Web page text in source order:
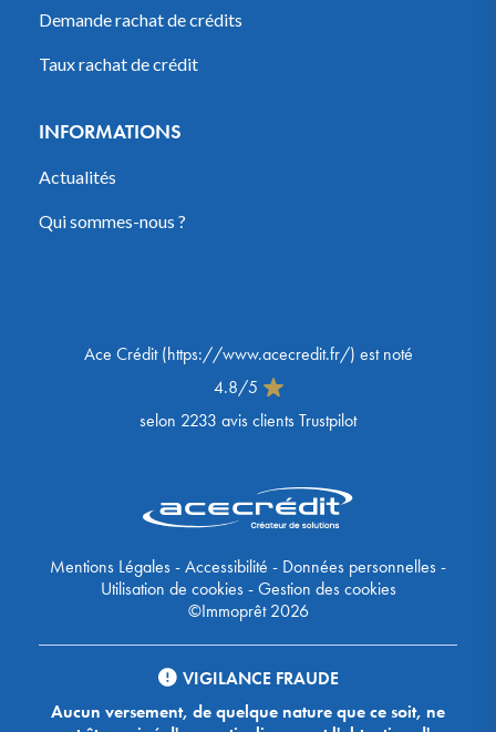
Demande rachat de crédits
Taux rachat de crédit
INFORMATIONS
Actualités
Qui sommes-nous ?
Ace Crédit(https://www.acecredit.fr/) est noté
4.8/5
selon 2233 avis clients Trustpilot
Mentions Légales-Accessibilité - Données personnelles-
Utilisation de cookies-Gestion des cookies
©Immoprêt 2026
VIGILANCE FRAUDE
Aucun versement, de quelque nature que ce soit, ne